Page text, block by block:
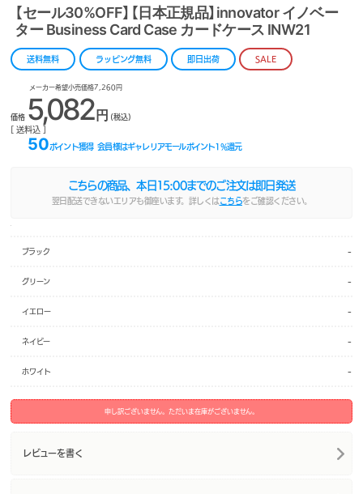
【セール30%OFF】【日本正規品】innovator イノベー
ター Business Card Case カードケース INW21
送料無料 ラッピング無料 即日出荷 SALE
メーカー希望小売価格7,260円
価格 5,082円 (税込)
[ 送料込 ]
50ポイント獲得 会員様はギャレリアモールポイント1 %還元
こちらの商品、本日 15:00までのご注文は即日発送
翌日配送できないエリアも御座います。詳しくは こちらをご確認ください。
ブラック -
グリーン -
イエロー -
ネイビー -
ホワイト -
申し訳ございません。ただいま在庫がございません。
レビューを書く